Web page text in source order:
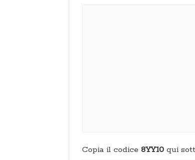
Copia il codice 8YY10 qui